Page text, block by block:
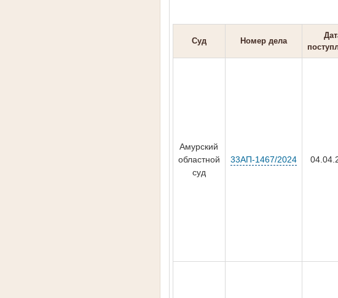
Суд Номер дела
Амурский
областной
суд
33АП-1467/2024